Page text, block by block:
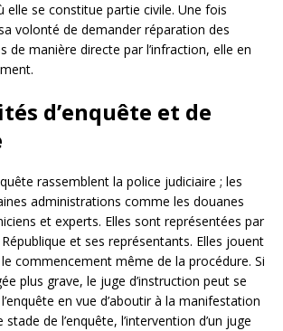
elle se constitue partie civile. Une fois
volonté de demander réparation des
de manière directe par l’infraction, elle en
d’enquête et de
rassemblent la police judiciaire ; les
administrations comme les douanes
et experts. Elles sont représentées par
et ses représentants. Elles jouent
commencement même de la procédure. Si
plus grave, le juge d’instruction peut se
en vue d’aboutir à la manifestation
de l’enquête, l’intervention d’un juge